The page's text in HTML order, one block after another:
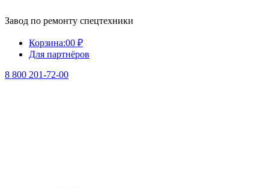
Завод по ремонту спецтехники
Корзина:00 ₽
Для партнёров
8 800 201-72-00